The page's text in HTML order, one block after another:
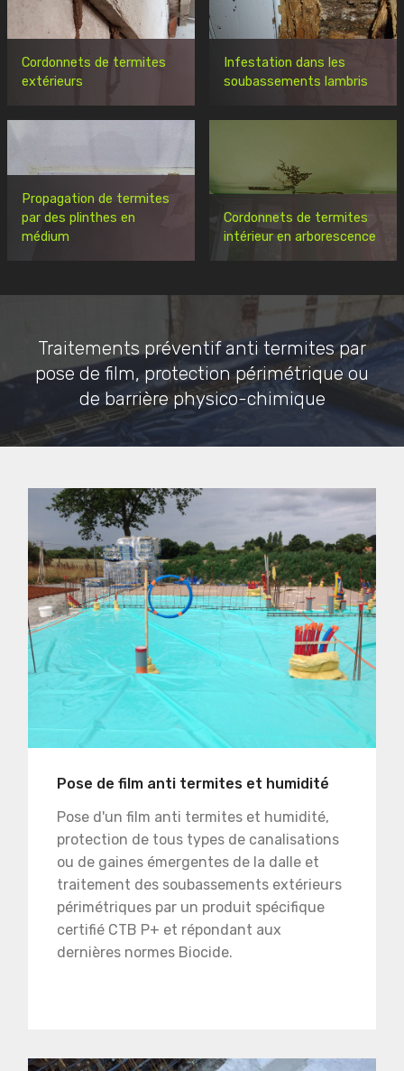
Cordonnets de termites
extérieurs
Infestation dans les
soubassements lambris
Propagation de termites
par des plinthes en
médium
Cordonnets de termites
intérieur en arborescence
Traitements préventif anti termites par
pose de film, protection périmétrique ou
de barrière physico-chimique
Pose de film anti termites et humidité
Pose d'un film anti termites et humidité,
protection de tous types de canalisations
ou de gaines émergentes de la dalle et
traitement des soubassements extérieurs
périmétriques par un produit spécifique
certifié CTB P+ et répondant aux
dernières normes Biocide.